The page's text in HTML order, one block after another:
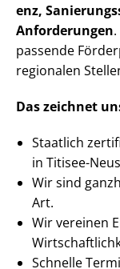
enz,
Anforderungen
passende
regionalen
Das zeichnet
Staatlich
in Titisee-
Wir sind
Art.
Wir vereinen
Schnelle